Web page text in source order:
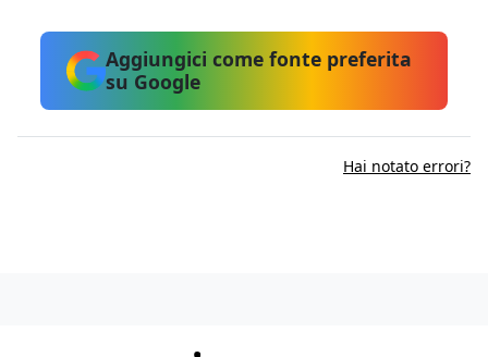
Aggiungici come fonte preferita
su Google
Hai notato errori?